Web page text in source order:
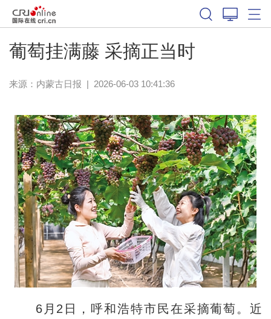
葡萄挂满藤 采摘正当时
来源： 内蒙古日报 | 2026-06-03 10:41:36
6月2日，呼和浩特市民在采摘葡萄。近